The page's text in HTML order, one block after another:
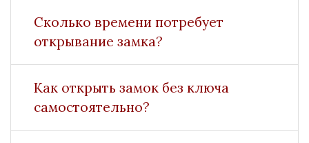
Сколько времени потребует
открывание замка?
Как открыть замок без ключа
самостоятельно?